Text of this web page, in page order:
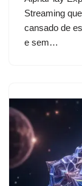
Streaming
cansado de
e sem…